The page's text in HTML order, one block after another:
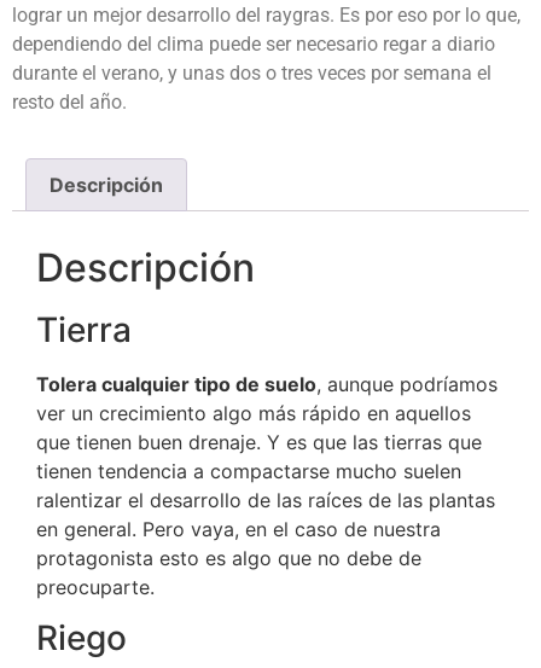
lograr un mejor desarrollo del raygras. Es por eso por lo que,
dependiendo del clima puede ser necesario regar a diario
durante el verano, y unas dos o tres veces por semana el
resto del año.
Descripción
Descripción
Tierra
Tolera cualquier tipo de suelo, aunque podríamos
ver un crecimiento algo más rápido en aquellos
que tienen buen drenaje. Y es que las tierras que
tienen tendencia a compactarse mucho suelen
ralentizar el desarrollo de las raíces de las plantas
en general. Pero vaya, en el caso de nuestra
protagonista esto es algo que no debe de
preocuparte.
Riego